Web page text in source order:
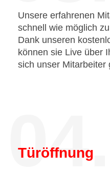
Unsere erfahrenen
schnell wie möglich
Dank unseren
können sie Live über
sich unser Mitarbeiter
04.
Türöffnung